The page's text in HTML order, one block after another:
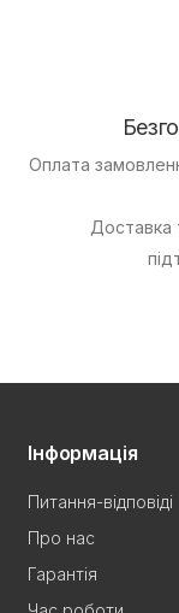
Оплата
Доставка
Інформація
Питання-відповіді
Про нас
Гарантія